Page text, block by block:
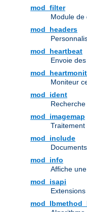
mod_filter
Module de
mod_headers
mod_heartbeat
Envoie
Moniteur
mod_ident
mod_imagemap
mod_include
mod_info
Affiche
mod_isapi